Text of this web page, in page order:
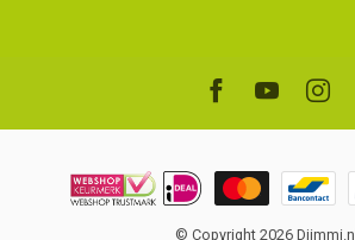
© Copyright 2026 Djimmi.nl